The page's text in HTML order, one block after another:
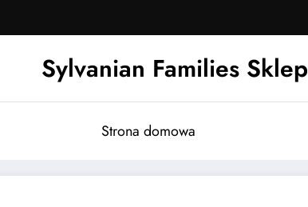
Sylvanian Families Sklep
Strona domowa